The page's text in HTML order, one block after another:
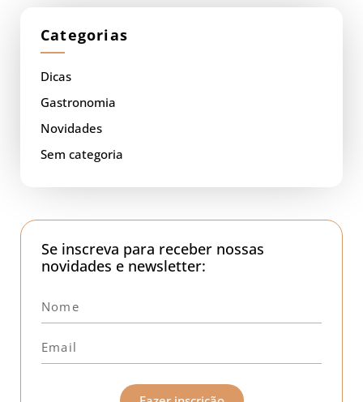
Categorias
Dicas
Gastronomia
Novidades
Sem categoria
Se inscreva para receber nossas
novidades e newsletter: